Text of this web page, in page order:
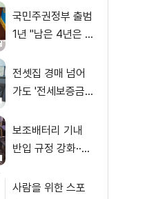
국민주권정부 출범
1년 "남은 4년은 8
전셋집 경매 넘어
가도 '전세보증금'
보조배터리 기내
반입 규정 강화··
사람을 위한 스포